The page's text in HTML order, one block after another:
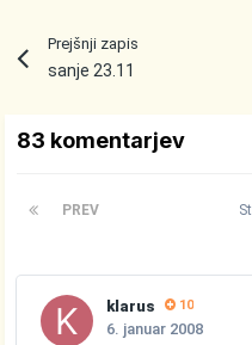
Prejšnji zapis
sanje 23.11
83 komentarjev
PREV
klarus 10
6. januar 2008